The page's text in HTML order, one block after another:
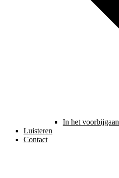
In het voorbijgaan
Luisteren
Contact